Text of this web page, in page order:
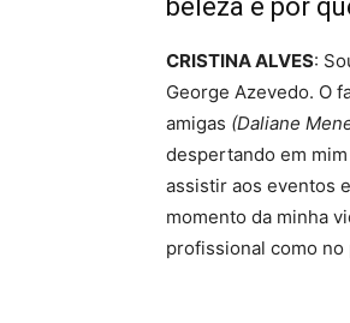
beleza e por
CRISTINA ALVES:
George Azevedo. O
amigas (Daliane
despertando em
assistir aos eventos
momento da minha
profissional como no